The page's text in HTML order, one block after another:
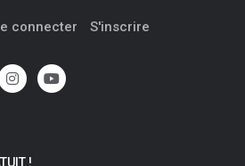
connecter S'inscrire
!